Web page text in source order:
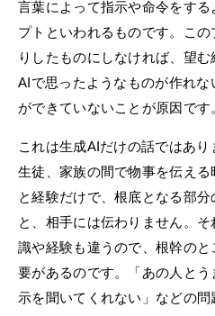
言葉によって指示や命令をす
プトといわれるものです。こ
りしたものにしなければ、望
AIで思ったようなものが作れ
ができていないことが原因です
これは生成AIだけの話ではあ
生徒、家族の間で物事を伝え
と経験だけで、根底となる部
と、相手には伝わりません。
識や経験も違うので、根幹の
要があるのです。「あの人と
示を聞いてくれない」などの